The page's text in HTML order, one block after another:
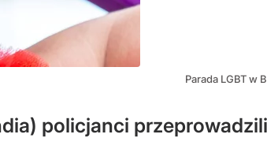
Parada LGBT w
policjanci